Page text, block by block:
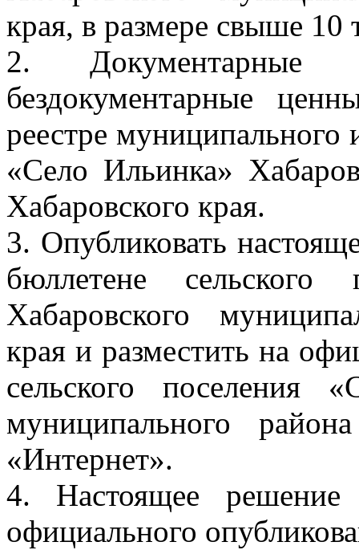
края, в размере свыше 10
2. Документарные
бездокументарные
реестре муниципального
«Село Ильинка»
Хабаровского края.
3. Опубликовать
бюллетене
Хабаровского
края и разместить на
сельского поселения
муниципального
«Интернет».
4. Настоящее
официального